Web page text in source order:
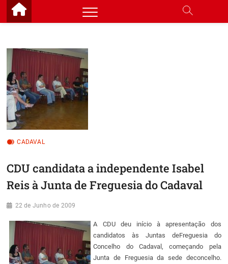
Skip
CADAVAL
CDU candidata a independente Isabel
Reis à Junta de Freguesia do Cadaval
22 de Junho de 2009
A CDU deu início à apresentação dos
candidatos às Juntas deFreguesia do
Concelho do Cadaval, começando pela
Junta de Freguesia da sede deconcelho.